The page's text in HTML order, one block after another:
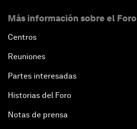
Más información sobre el Foro
Centros
Reuniones
Partes interesadas
Historias del Foro
Notas de prensa